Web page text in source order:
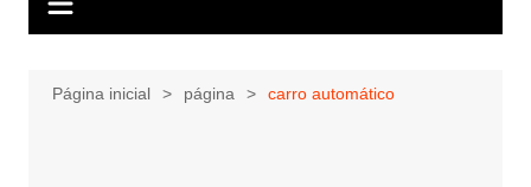
Página inicial página carro automático